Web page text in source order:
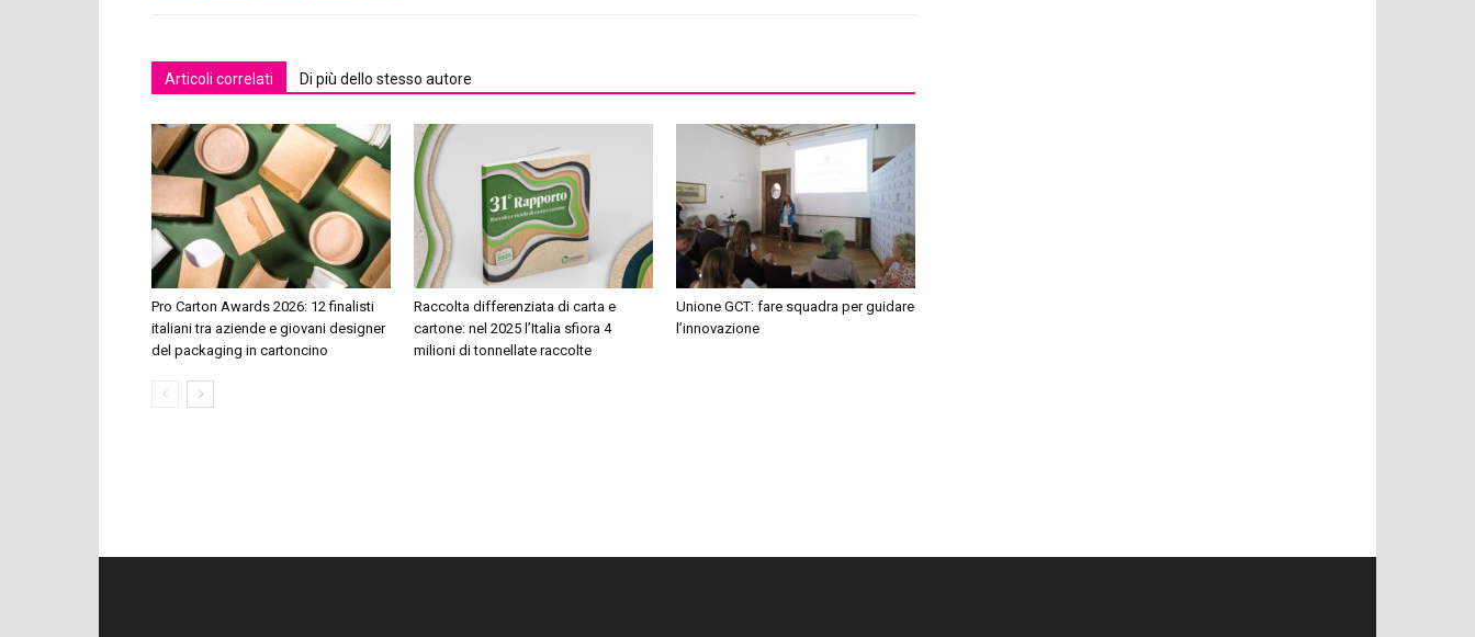
Articoli correlati Di più dello stesso autore
Pro Carton Awards 2026: 12 finalisti
italiani tra aziende e giovani designer
del packaging in cartoncino
Raccolta differenziata di carta e
cartone: nel 2025 l’Italia sfiora 4
milioni di tonnellate raccolte
Unione GCT: fare squadra per guidare
l’innovazione